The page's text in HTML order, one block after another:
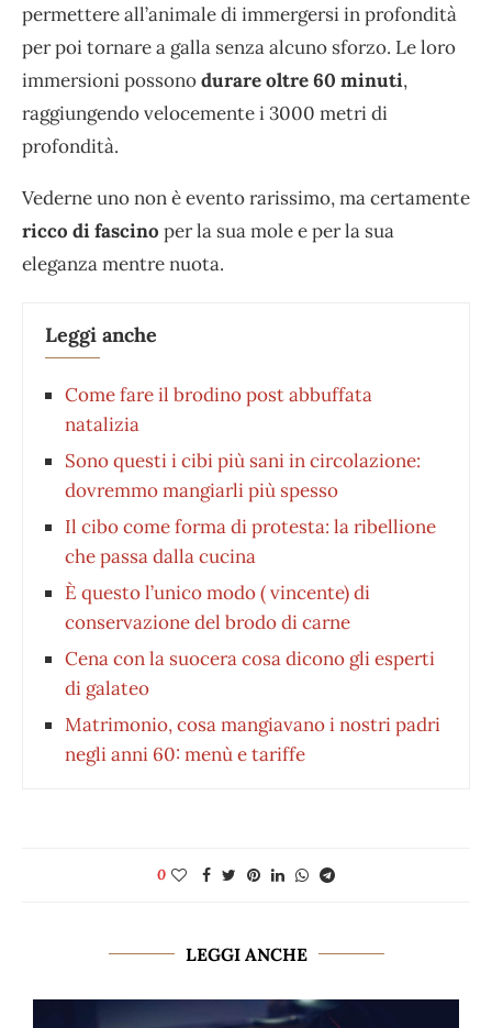
permettere all’animale di immergersi in profondità
per poi tornare a galla senza alcuno sforzo. Le loro
immersioni possonodurare oltre 60 minuti,
raggiungendo velocemente i 3000 metri di
profondità.
Vederne uno non è evento rarissimo, ma certamente
ricco di fascino per la sua mole e per la sua
eleganza mentre nuota.
Leggi anche
⁠Come fare il brodino post abbuffata
natalizia
Sono questi i cibi più sani in circolazione:
dovremmo mangiarli più spesso
Il cibo come forma di protesta: la ribellione
che passa dalla cucina
È questo l’unico modo ( vincente) di
conservazione del brodo di carne
Cena con la suocera cosa dicono gli esperti
di galateo
Matrimonio, cosa mangiavano i nostri padri
negli anni 60: menù e tariffe
0
LEGGI ANCHE